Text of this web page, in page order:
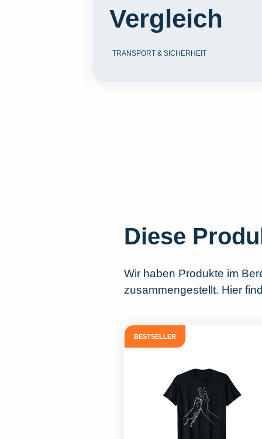
Vergleich
TRANSPORT & SICHERHEIT
Diese
Wir haben Produkte im
zusammengestellt. Hier
BESTSELLER